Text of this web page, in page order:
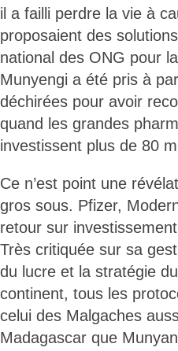
il a failli perdre la vie à
proposaient des
national des ONG pour
Munyengi a été pris à
déchirées pour avoir
quand les grandes
investissent plus de 80
Ce n’est point une
gros sous. Pfizer,
retour sur
Très critiquée sur sa
du lucre et la stratégie
continent, tous les
celui des Malgaches
Madagascar que